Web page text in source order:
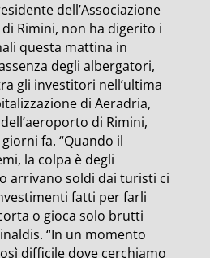
dell’Associazione
Rimini, non ha digerito i
questa mattina in
degli albergatori,
gli investitori nell’ultima
di Aeradria,
di Rimini,
fa. “Quando il
la colpa è degli
arrivano soldi dai turisti ci
fatti per farli
o gioca solo brutti
“In un momento
difficile dove cerchiamo